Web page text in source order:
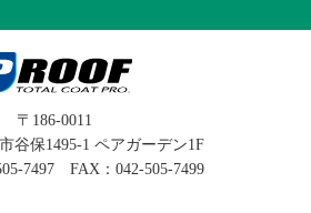
〒186-0011
谷保1495-1 ペアガーデン1F
7497 FAX：042-505-7499